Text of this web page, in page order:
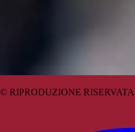
© RIPRODUZIONE RISERVATA